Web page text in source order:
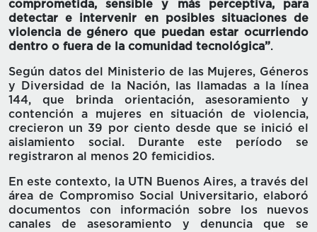
comprometida, sensible y más perceptiva, para
detectar e intervenir en posibles situaciones de
violencia de género que puedan estar ocurriendo
dentro o fuera de la comunidad tecnológica”.
Según datos del Ministerio de las Mujeres, Géneros
y Diversidad de la Nación, las llamadas a la línea
144, que brinda orientación, asesoramiento y
contención a mujeres en situación de violencia,
crecieron un 39 por ciento desde que se inició el
aislamiento social. Durante este período se
registraron al menos 20 femicidios.
En este contexto, la UTN Buenos Aires, a través del
área de Compromiso Social Universitario, elaboró
documentos con información sobre los nuevos
canales de asesoramiento y denuncia que se